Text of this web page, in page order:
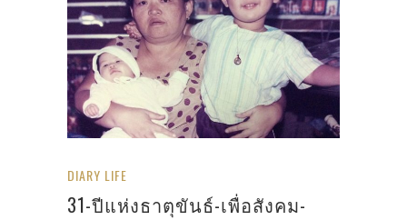
DIARY LIFE
31-ปีแห่งธาตุขันธ์-เพื่อสังคม-